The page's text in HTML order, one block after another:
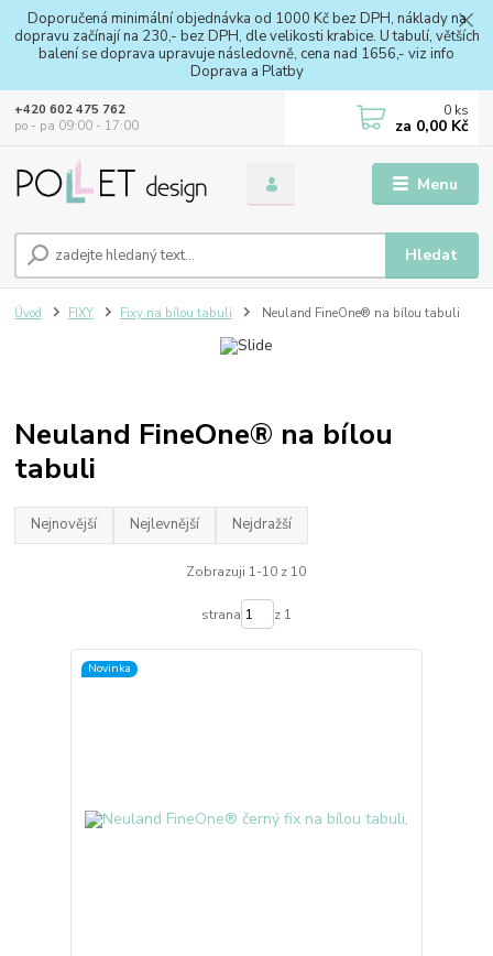
Doporučená minimální objednávka od 1000 Kč bez DPH, náklady na
dopravu začínají na 230,- bez DPH, dle velikosti krabice. U tabulí, větších
balení se doprava upravuje následovně, cena nad 1656,- viz info
Doprava a Platby
Menu
Hledat
+420 602 475 762
po - pa 09:00 - 17:00
0 ks
za 0,00 Kč
Úvod FIXY Fixy na bílou tabuli Neuland FineOne® na bílou tabuli
Neuland FineOne® na bílou
tabuli
Nejnovější Nejlevnější Nejdražší
Zobrazuji 1-10 z 10
strana z 1
Novinka